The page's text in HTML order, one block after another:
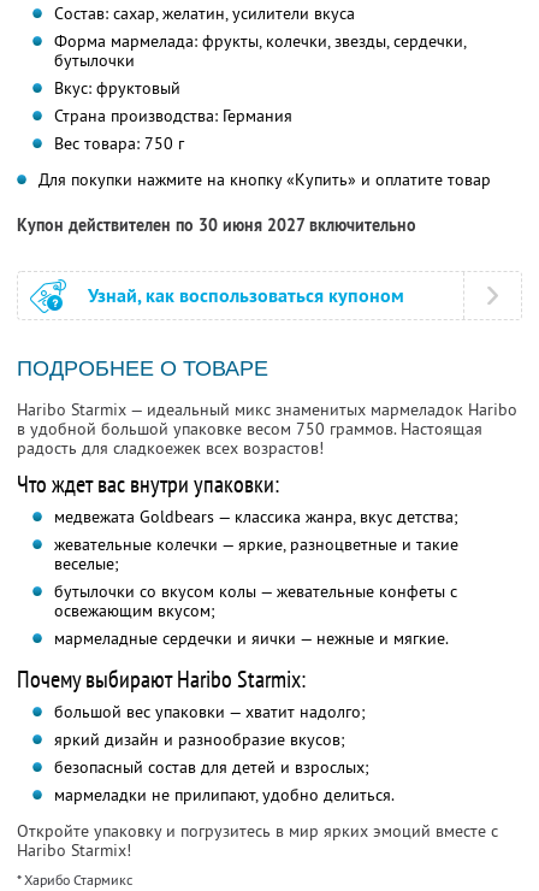
Состав: сахар, желатин, усилители вкуса
Форма мармелада: фрукты, колечки, звезды, сердечки,
бутылочки
Вкус: фруктовый
Страна производства: Германия
Вес товара: 750 г
Для покупки нажмите на кнопку «Купить» и оплатите товар
Купон действителен по 30 июня 2027 включительно
Узнай, как воспользоваться купоном
ПОДРОБНЕЕ О ТОВАРЕ
Haribo Starmix — идеальный микс знаменитых мармеладок Haribo
в удобной большой упаковке весом 750 граммов. Настоящая
радость для сладкоежек всех возрастов!
Что ждет вас внутри упаковки:
медвежата Goldbears — классика жанра, вкус детства;
жевательные колечки — яркие, разноцветные и такие
веселые;
бутылочки со вкусом колы — жевательные конфеты с
освежающим вкусом;
мармеладные сердечки и яички — нежные и мягкие.
Почему выбирают Haribo Starmix:
большой вес упаковки — хватит надолго;
яркий дизайн и разнообразие вкусов;
безопасный состав для детей и взрослых;
мармеладки не прилипают, удобно делиться.
Откройте упаковку и погрузитесь в мир ярких эмоций вместе с
Haribo Starmix!
* Харибо Стармикс